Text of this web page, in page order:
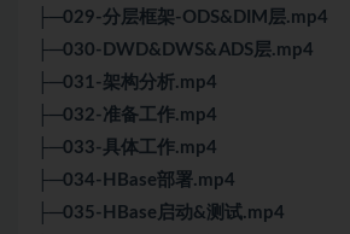
├─029-分层框架-ODS&DIM层.mp4
├─030-DWD&DWS&ADS层.mp4
├─031-架构分析.mp4
├─032-准备工作.mp4
├─033-具体工作.mp4
├─034-HBase部署.mp4
├─035-HBase启动&测试.mp4